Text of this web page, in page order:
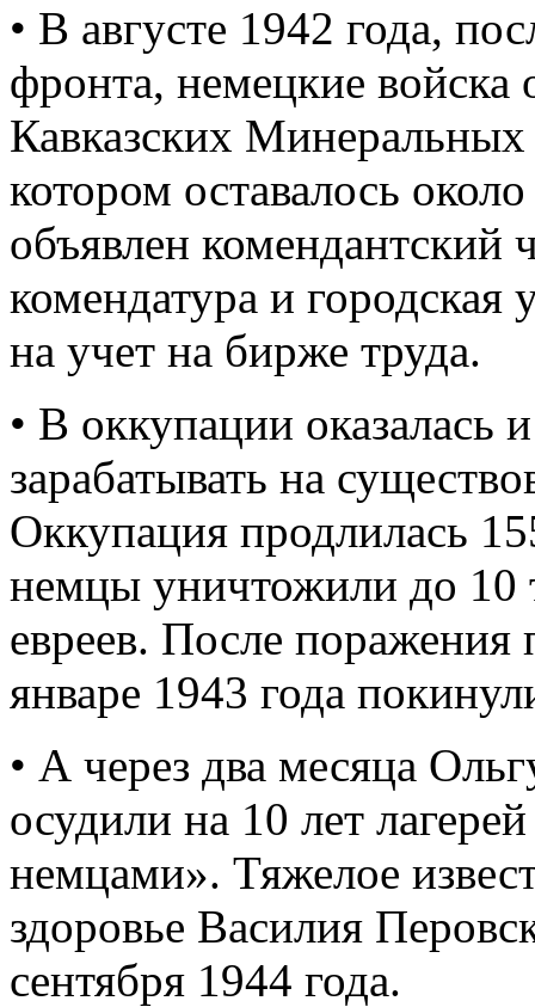
• В августе 1942 года,
фронта, немецкие войска
Кавказских
котором оставалось
объявлен комендантский
комендатура и городская
на учет на бирже труда.
• В оккупации оказалась
зарабатывать на
Оккупация продлилась
немцы уничтожили до 10
евреев. После поражения
январе 1943 года
• А через два месяца
осудили на 10 лет
немцами». Тяжелое
здоровье Василия
сентября 1944 года.